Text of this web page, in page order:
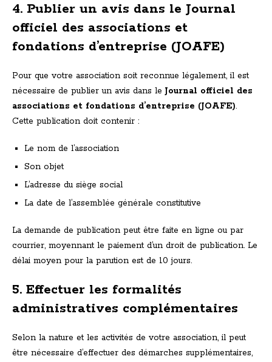
4. Publier un avis dans le Journal
officiel des associations et
fondations d’entreprise (JOAFE)
Pour que votre association soit reconnue légalement, il est
nécessaire de publier un avis dans le Journal officiel des
associations et fondations d’entreprise (JOAFE).
Cette publication doit contenir :
Le nom de l’association
Son objet
L’adresse du siège social
La date de l’assemblée générale constitutive
La demande de publication peut être faite en ligne ou par
courrier, moyennant le paiement d’un droit de publication. Le
délai moyen pour la parution est de 10 jours.
5. Effectuer les formalités
administratives complémentaires
Selon la nature et les activités de votre association, il peut
être nécessaire d’effectuer des démarches supplémentaires,